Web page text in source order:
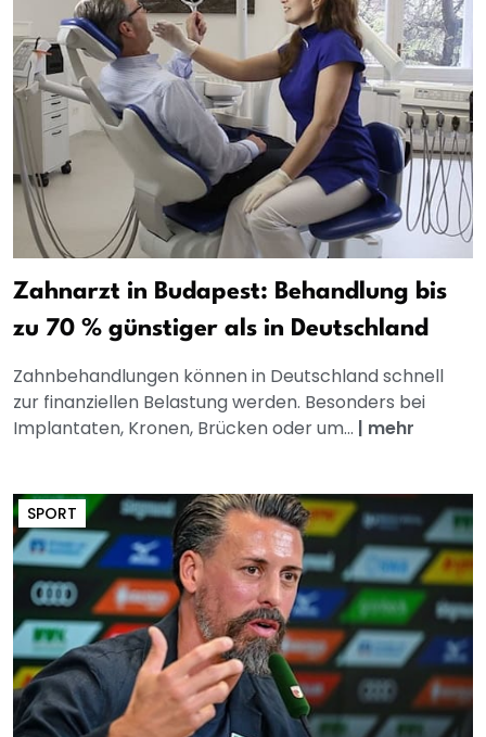
Zahnarzt in Budapest: Behandlung bis
zu 70 % günstiger als in Deutschland
Zahnbehandlungen können in Deutschland schnell
zur finanziellen Belastung werden. Besonders bei
Implantaten, Kronen, Brücken oder um... | mehr
SPORT